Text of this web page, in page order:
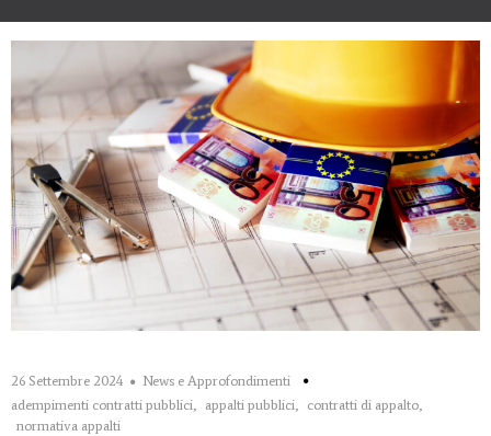
26 Settembre 2024
News e Approfondimenti
adempimenti contratti pubblici, appalti pubblici, contratti di appalto,
normativa appalti